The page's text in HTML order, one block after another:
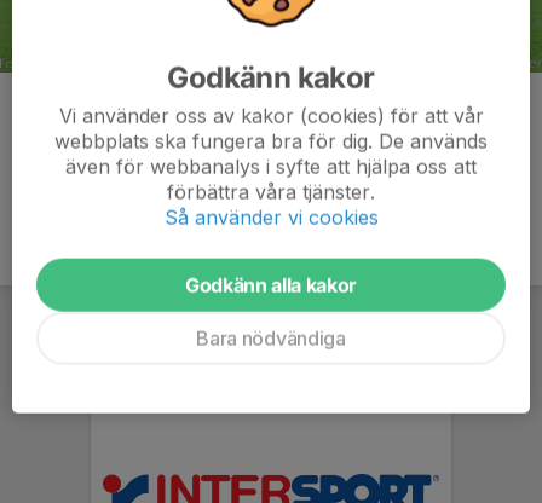
Kommentarer
Godkänn kakor
Vi använder oss av kakor (cookies) för att vår
webbplats ska fungera bra för dig. De används
även för webbanalys i syfte att hjälpa oss att
förbättra våra tjänster.
Så använder vi cookies
Godkänn alla kakor
Bara nödvändiga